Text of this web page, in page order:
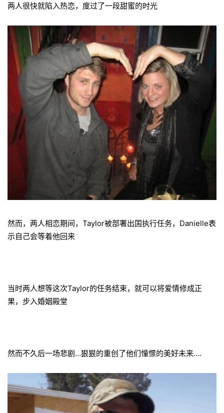
两人很快就陷入热恋，度过了一段甜蜜的时光
然而，两人相恋期间，Taylor被部署出国执行任务，Danielle表
示自己会等着他回来
当时两人想等这次Taylor的任务结束，就可以将爱情修成正
果，步入婚姻殿堂
然而不久后一场悲剧…狠狠的重创了他们憧憬的美好未来….